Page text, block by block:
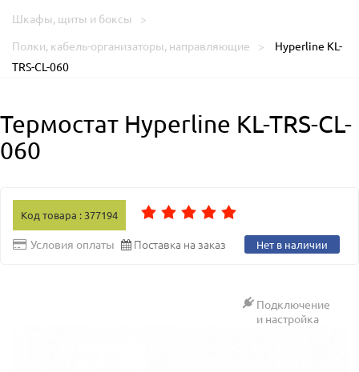
Шкафы, щиты и боксы
Полки, кабель-организаторы, направляющие
Hyperline KL-
TRS-CL-060
Термостат Hyperline KL-TRS-CL-
060
Код товара : 377194
Условия оплаты Поставка на заказ Нет в наличии
Подключение
и настройка